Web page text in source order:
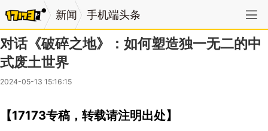
新闻 手机端头条
对话《破碎之地》：如何塑造独一无二的中
式废土世界
2024-05-13 15:16:15
【17173专稿，转载请注明出处】